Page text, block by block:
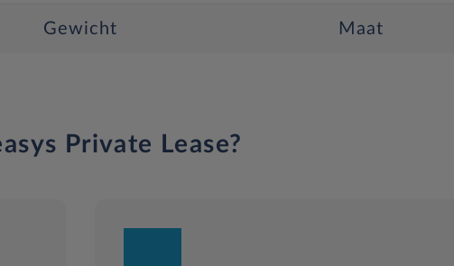
Gewicht Maat
Private Lease?